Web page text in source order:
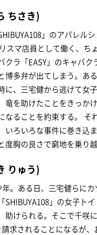
ちさき)
」のアパレル
リスマ店員として働く、ち
クラ「EASY」のキャバク
博多弁が出てしまう。あ
に、三宅健から逃げて女
竜を助けたことをきっか
なることを約束する。 そ
いろいろな事件に巻き込
度胸の良さで窮地を乗り越
りゅう)
。ある日、三宅健らに
SHIBUYA108」の女子ト
助けられる。そこで千咲
求されることになるが